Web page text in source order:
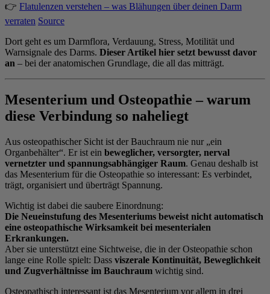
👉 Flatulenzen verstehen – was Blähungen über deinen Darm
verraten Source
Dort geht es um Darmflora, Verdauung, Stress, Motilität und
Warnsignale des Darms. Dieser Artikel hier setzt bewusst davor
an – bei der anatomischen Grundlage, die all das mitträgt.
Mesenterium und Osteopathie – warum
diese Verbindung so naheliegt
Aus osteopathischer Sicht ist der Bauchraum nie nur „ein
Organbehälter“. Er ist ein beweglicher, versorgter, nerval
vernetzter und spannungsabhängiger Raum. Genau deshalb ist
das Mesenterium für die Osteopathie so interessant: Es verbindet,
trägt, organisiert und überträgt Spannung.
Wichtig ist dabei die saubere Einordnung:
Die Neueinstufung des Mesenteriums beweist nicht automatisch
eine osteopathische Wirksamkeit bei mesenterialen
Erkrankungen.
Aber sie unterstützt eine Sichtweise, die in der Osteopathie schon
lange eine Rolle spielt: Dass viszerale Kontinuität, Beweglichkeit
und Zugverhältnisse im Bauchraum wichtig sind.
Osteopathisch interessant ist das Mesenterium vor allem in drei